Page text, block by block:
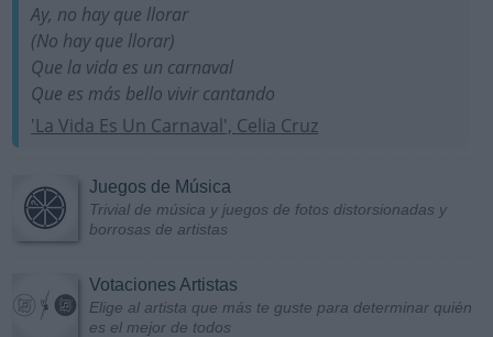
Ay, no hay que llorar
(No hay que llorar)
Que la vida es un carnaval
Que es más bello vivir cantando
'La Vida Es Un Carnaval', Celia Cruz
Juegos de Música
Trivial de música y juegos de fotos distorsionadas y
borrosas de artistas
Votaciones Artistas
Elige al artista que más te guste para determinar quién
es el mejor de todos